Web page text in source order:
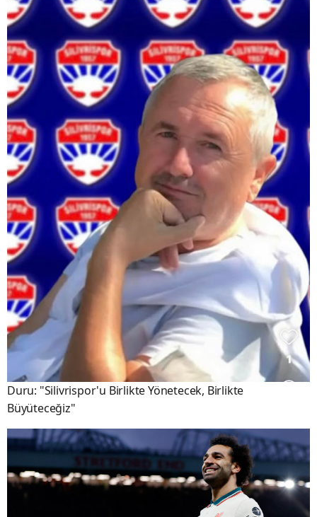
Duru: "Silivrispor'u Birlikte Yönetecek, Birlikte
Büyüteceğiz"